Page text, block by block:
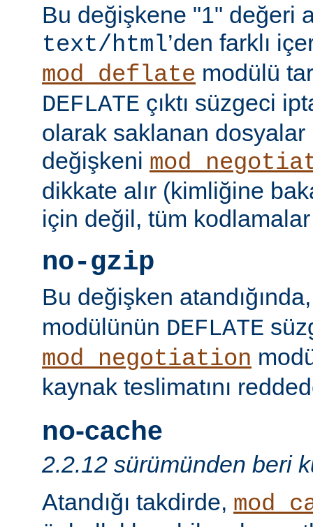
Bu değişkene "1" değeri
text/html’den farklı
mod_deflate modülü
DEFLATE çıktı süzgeci
olarak saklanan dosyalar
değişkeni
dikkate alır (kimliğine
için değil, tüm
no-gzip
Bu değişken
modülünün DEFLATE
mod_negotiation
kaynak teslimatını
no-cache
2.2.12 sürümünden beri
Atandığı takdirde,